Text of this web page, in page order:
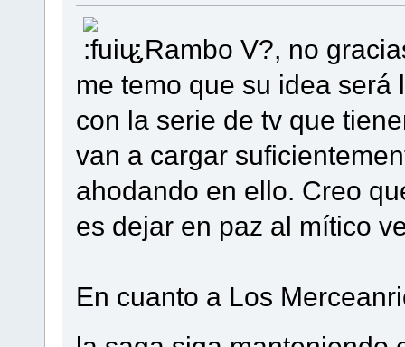
¿Rambo V?, no
me temo que su idea
con la serie de tv que
van a cargar
ahodando en ello. Creo
es dejar en paz al mítico
En cuanto a Los